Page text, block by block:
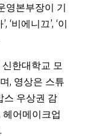
영본부장이 기
비에니끄’, ‘이
한대학교 모
, 영상은 스튜
스 우상권 감
헤어메이크업